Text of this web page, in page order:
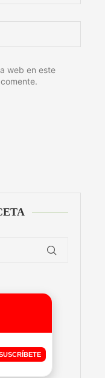
web en este